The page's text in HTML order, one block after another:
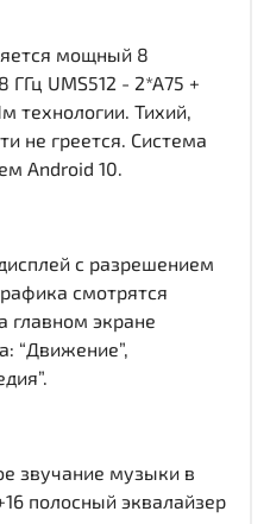
мощный 8
ГГц UMS512 - 2*A75 +
технологии. Тихий,
не греется. Система
Android 10.
c разрешением
смотрятся
главном экране
“Движение”,
звучание музыки в
полосный эквалайзер